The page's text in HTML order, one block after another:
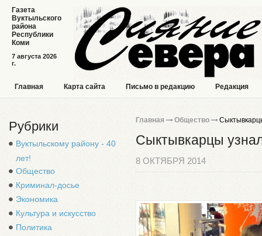
7 августа 2026
г.
Газета
Вуктыльского
района
Республики
Коми
Главная Карта сайта Письмо в редакцию Редакция
Рубрики
Вуктыльскому району - 40
лет!
Общество
Криминал-досье
Экономика
Культура и искусство
Политика
Главная Общество
Сыктывкарцы
8 ОКТЯБРЯ 2014